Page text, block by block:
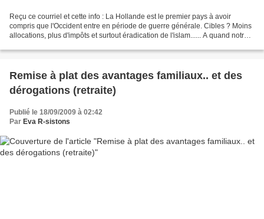
Reçu ce courriel et cette info : La Hollande est le premier pays à avoir
compris que l'Occident entre en période de guerre générale. Cibles ? Moins
allocations, plus d'impôts et surtout éradication de l'islam...... A quand notre
Remise à plat des avantages familiaux.. et des
dérogations (retraite)
Publié le 18/09/2009 à 02:42
Par Eva R-sistons